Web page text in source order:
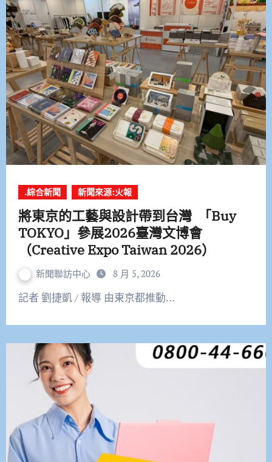
.綜合新聞 新聞來源:火報
將東京的工藝與設計帶到台灣 「Buy
TOKYO」參展2026臺灣文博會
（Creative Expo Taiwan 2026）
新聞聯訪中心 8 月 5, 2026
記者 劉捷凱 / 報導 由東京都推動…